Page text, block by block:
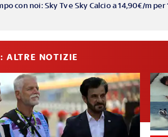
con noi: Sky Tv e Sky Calcio a 14,90€/m per
ALTRE NOTIZIE